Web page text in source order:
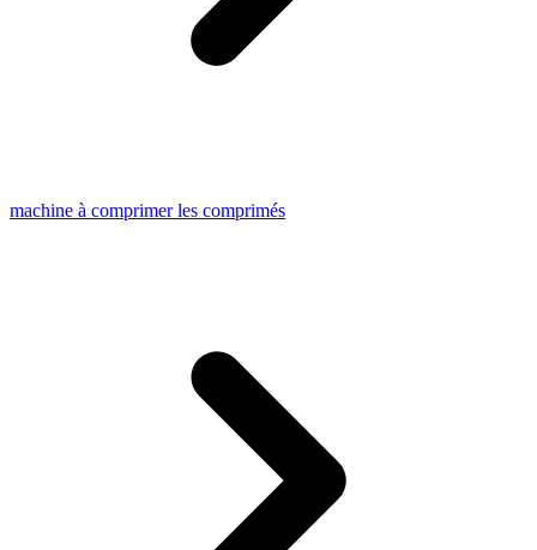
machine à comprimer les comprimés